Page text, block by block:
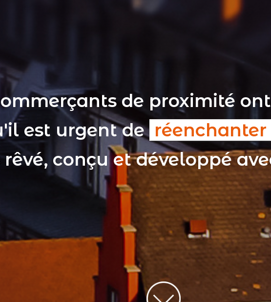
de proximité
est urgent de réenchanter
rêvé, conçu et développé